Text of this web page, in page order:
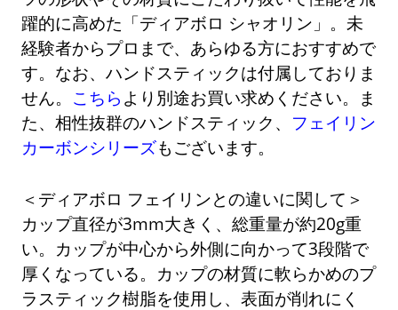
躍的に高めた「ディアボロ シャオリン」。未
経験者からプロまで、あらゆる方におすすめで
す。なお、ハンドスティックは付属しておりま
せん。 こちら より別途お買い求めください。ま
た、相性抜群のハンドスティック、 フェイリン
カーボンシリーズもございます。
＜ディアボロ フェイリンとの違いに関して＞
カップ直径が3mm大きく、総重量が約20g重
い。カップが中心から外側に向かって3段階で
厚くなっている。カップの材質に軟らかめのプ
ラスティック樹脂を使用し、表面が削れにく